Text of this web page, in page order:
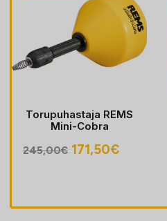
Torupuhastaja REMS
Mini-Cobra
245,00€ Algne
171,50€